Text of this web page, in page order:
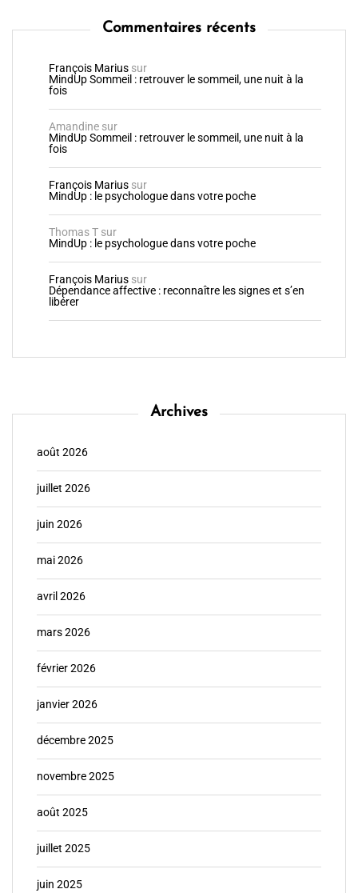
Commentaires récents
François Marius sur
MindUp Sommeil : retrouver le sommeil, une nuit à la
fois
Amandine sur
MindUp Sommeil : retrouver le sommeil, une nuit à la
fois
François Marius sur
MindUp : le psychologue dans votre poche
Thomas T sur
MindUp : le psychologue dans votre poche
François Marius sur
Dépendance affective : reconnaître les signes et s’en
libérer
Archives
août 2026
juillet 2026
juin 2026
mai 2026
avril 2026
mars 2026
février 2026
janvier 2026
décembre 2025
novembre 2025
août 2025
juillet 2025
juin 2025